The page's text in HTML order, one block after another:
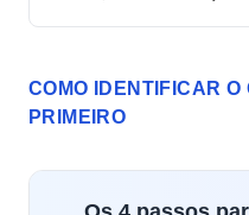
COMO IDENTIFICAR O
PRIMEIRO